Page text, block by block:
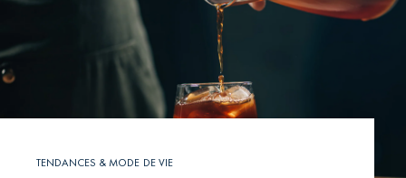
TENDANCES & MODE DE VIE